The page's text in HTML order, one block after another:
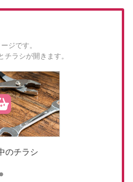
ジです。
ラシが開きます。
のチラシ